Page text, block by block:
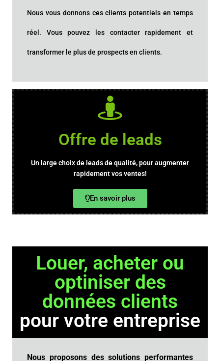
Nous vous donnons ces clients potentiels en temps
réel. Vous pouvez les contacter rapidement et
transformer le plus de prospects en clients.
Offre de leads
Un large choix de leads de qualité, pour augmenter
rapidement vos ventes!
En savoir plus
Louer, acheter ou
optiniser des
données clients
pour votre entreprise
Nous proposons des solutions performantes